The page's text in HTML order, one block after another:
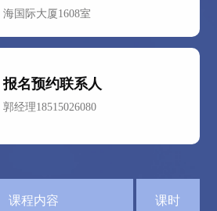
海国际大厦1608室
报名预约联系人
郭经理18515026080
课程内容 课时